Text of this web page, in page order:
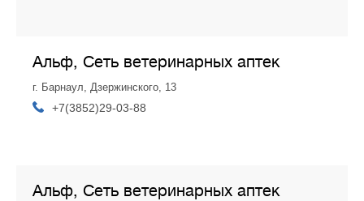
Альф, Сеть ветеринарных аптек
г. Барнаул, Дзержинского, 13
+7(3852)29-03-88
Альф, Сеть ветеринарных аптек